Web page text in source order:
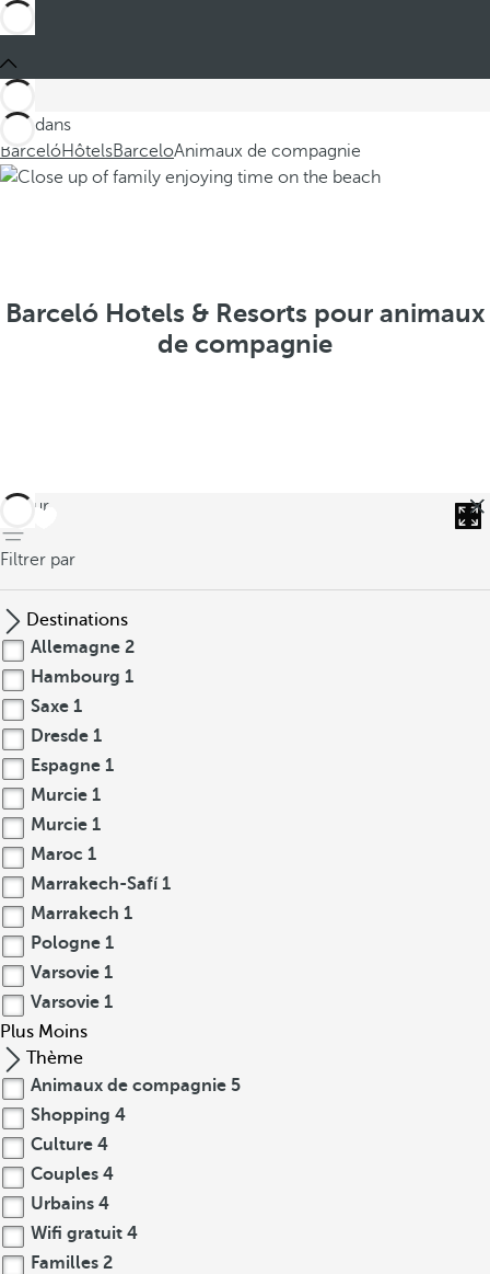
Ces dans
BarcelóHôtelsBarceloAnimaux de compagnie
Barceló Hotels & Resorts pour animaux
de compagnie
retour
Filtrer par
Destinations
Allemagne 2
Hambourg 1
Saxe 1
Dresde 1
Espagne 1
Murcie 1
Murcie 1
Maroc 1
Marrakech-Safí1
Marrakech 1
Pologne 1
Varsovie 1
Varsovie 1
Plus Moins
Thème
Animaux de compagnie 5
Shopping 4
Culture 4
Couples 4
Urbains 4
Wifi gratuit 4
Familles 2